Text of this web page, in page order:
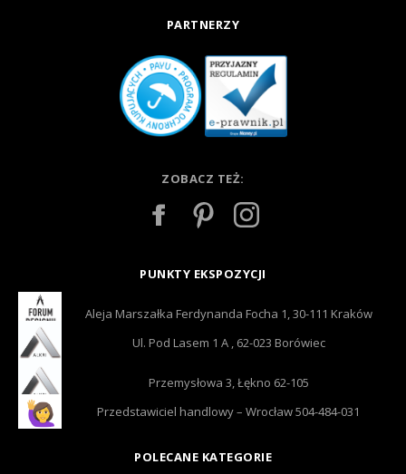
PARTNERZY
ZOBACZ TEŻ:
PUNKTY EKSPOZYCJI
Aleja Marszałka Ferdynanda Focha 1, 30-111 Kraków
Ul. Pod Lasem 1 A , 62-023 Borówiec
Przemysłowa 3, Łękno 62-105
Przedstawiciel handlowy – Wrocław 504-484-031
POLECANE KATEGORIE